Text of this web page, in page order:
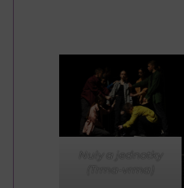
Nuly a jednotky
(Trma-vrma)